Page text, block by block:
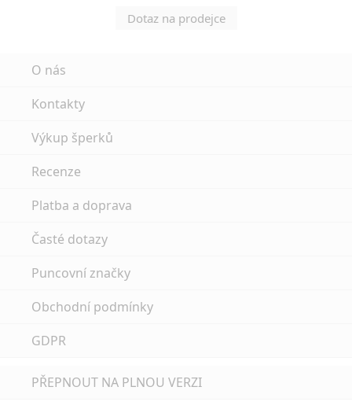
Dotaz na prodejce
O nás
Kontakty
Výkup šperků
Recenze
Platba a doprava
Časté dotazy
Puncovní značky
Obchodní podmínky
GDPR
PŘEPNOUT NA PLNOU VERZI